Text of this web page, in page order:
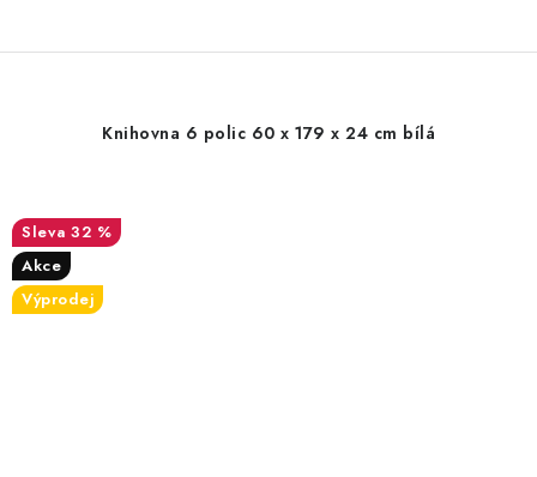
Knihovna 6 polic 60 x 179 x 24 cm bílá
32 %
Akce
Výprodej